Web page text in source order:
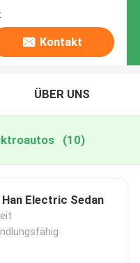
Kontakt
ÜBER UNS
(10)
Han Electric Sedan